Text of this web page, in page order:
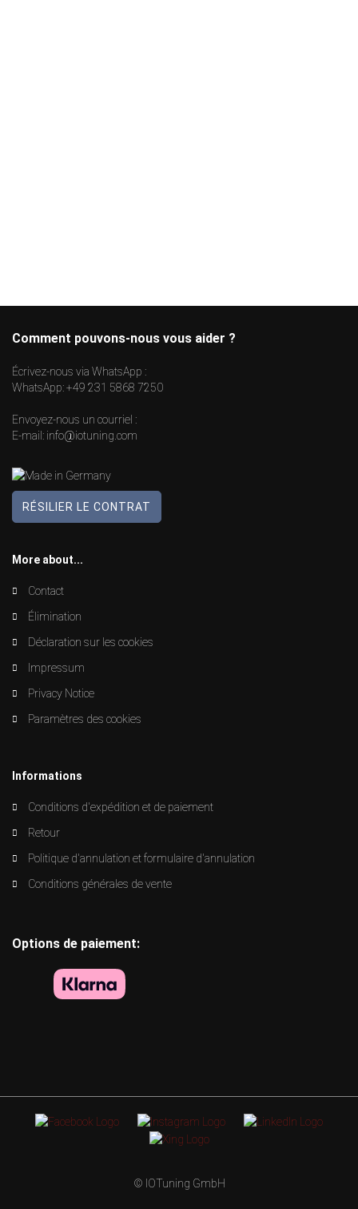
Comment pouvons-nous vous aider ?
Écrivez-nous via WhatsApp :
WhatsApp:+49 231 5868 7250
Envoyez-nous un courriel :
E-mail: info@iotuning.com
RÉSILIER LE CONTRAT
More about...
Contact
Élimination
Déclaration sur les cookies
Impressum
Privacy Notice
Paramètres des cookies
Informations
Conditions d'expédition et de paiement
Retour
Politique d'annulation et formulaire d'annulation
Conditions générales de vente
Options de paiement:
© IOTuning GmbH